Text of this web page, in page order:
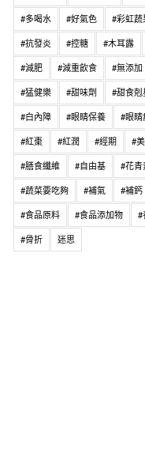
#多喝水 #好氣色 #彩虹蔬
#抗發炎 #控糖 #木耳露
#減肥 #減重飲食 #無添加
#猛健樂 #甜味劑 #甜食剋
#白內障 #眼睛保養 #眼睛
#紅棗 #紅潤 #經期 #
#膳食纖維 #自由基 #花青
#蔬菜要吃夠 #補氣 #補鈣
#食品原料 #食品添加物 #
#骨折 迷思